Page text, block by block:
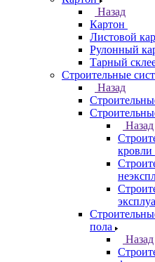
Назад
Картон
Листовой
Рулонный
Тарный
Строительные
Назад
Назад
кровли
пола
Назад